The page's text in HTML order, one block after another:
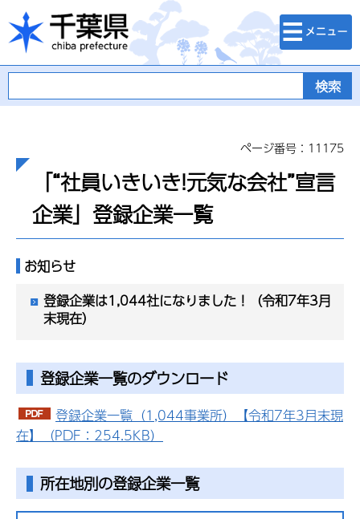
千葉県
検索・メニュ
ー
ページ番号：11175
「“社員いきいき!元気な会社”宣言
企業」登録企業一覧
お知らせ
登録企業は1,044社になりました！（令和7年3月
末現在）
登録企業一覧のダウンロード
登録企業一覧（1,044事業所）【令和7年3月末現
在】（PDF：254.5KB）
所在地別の登録企業一覧